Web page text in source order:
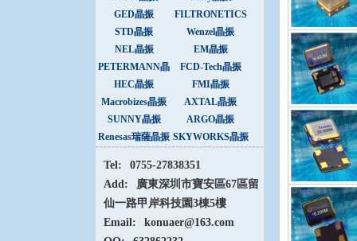
GED晶振
FILTRONETICS
晶振
STD晶振
Wenzel晶振
NEL晶振
EM晶振
PETERMANN晶
振
FCD-Tech晶振
HEC晶振
FMI晶振
Macrobizes晶振
AXTAL晶振
SUNNY晶振
ARGO晶振
Renesas瑞薩晶振 SKYWORKS晶振
Tel:
0755-27838351
Add:
廣東深圳市寶安區67區留
仙一路甲岸科技園3棟5樓
Email:
konuaer@163.com